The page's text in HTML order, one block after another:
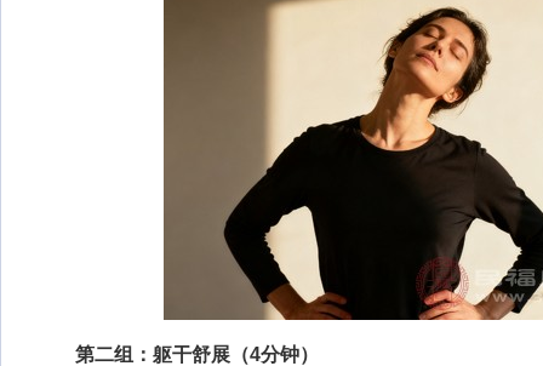
第二组：躯干舒展（4分钟）